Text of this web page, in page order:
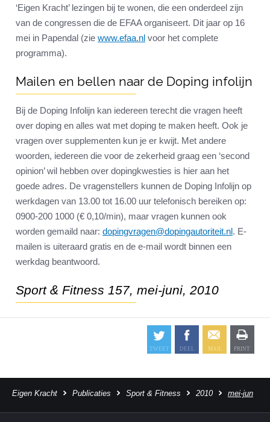
‘Eigen Kracht’ lezingen bij te wonen, die een onderdeel zijn
van de congressen die de EFAA organiseert. Dit jaar op 16
mei in Papendal (zie www.efaa.nl voor het complete
programma).
Mailen en bellen naar de Doping infolijn
Bij de Doping Infolijn kan iedereen terecht die vragen heeft
over doping en alles wat met doping te maken heeft. Ook je
vragen over supplementen kun je er kwijt. Met andere
woorden, iedereen die voor de zekerheid graag een ‘second
opinion’ wil hebben over dopingkwesties is hier aan het
goede adres. De vragenstellers kunnen de Doping Infolijn op
werkdagen van 13.00 tot 16.00 uur telefonisch bereiken op:
0900-200 1000 (€ 0,10/min), maar vragen kunnen ook
worden gemaild naar: dopingvragen@dopingautoriteit.nl. E-
mailen is uiteraard gratis en de e-mail wordt binnen een
werkdag beantwoord.
Sport & Fitness 157, mei-juni, 2010
Eigen Kracht Publicaties Sport & Fitness 2010 mei-jun